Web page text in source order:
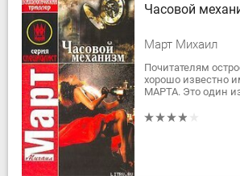
Часовой
Март Михаил
Почитателям
хорошо известно
МАРТА. Это один
точен,